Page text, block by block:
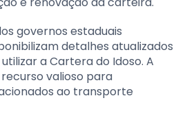
governos estaduais
detalhes atualizados
a Cartera do Idoso. A
valioso para
ao transporte